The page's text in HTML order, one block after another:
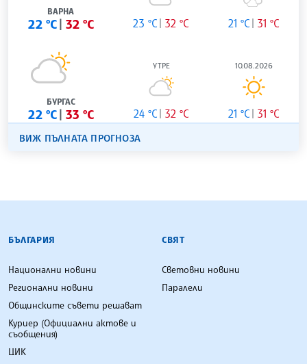
ВАРНА
22 °C 32 °C 23 °C 32 °C 21 °C 31 °C
БУРГАС
22 °C 33 °C
УТРЕ
24 °C 32 °C
10.08.2026
21 °C 31 °C
ВИЖ ПЪЛНАТА ПРОГНОЗА
БЪЛГАРСКА ТЕЛЕГРАФНА АГЕНЦИЯ
БЪЛГАРИЯ
Национални новини
Регионални новини
Общинските съвети решават
Куриер (Официални актове и
съобщения)
ЦИК
СВЯТ
Световни новини
Паралели